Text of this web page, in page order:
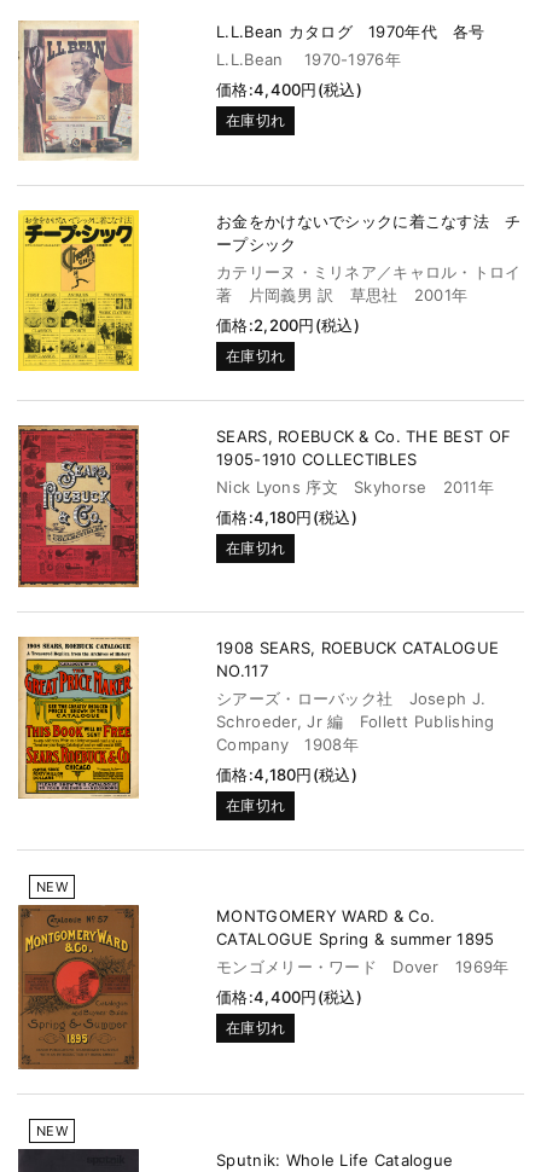
L.L.Bean カタログ 1970年代 各号
L.L.Bean 1970-1976年
価格:4,400円(税込)
在庫切れ
お金をかけないでシックに着こなす法 チ
ープシック
カテリーヌ・ミリネア／キャロル・トロイ
著 片岡義男 訳 草思社 2001年
価格:2,200円(税込)
在庫切れ
SEARS, ROEBUCK & Co. THE BEST OF
1905-1910 COLLECTIBLES
Nick Lyons 序文 Skyhorse 2011年
価格:4,180円(税込)
在庫切れ
1908 SEARS, ROEBUCK CATALOGUE
NO.117
シアーズ・ローバック社 Joseph J.
Schroeder, Jr 編 Follett Publishing
Company 1908年
価格:4,180円(税込)
在庫切れ
NEW
MONTGOMERY WARD & Co.
CATALOGUE Spring & summer 1895
モンゴメリー・ワード Dover 1969年
価格:4,400円(税込)
在庫切れ
NEW
Sputnik: Whole Life Catalogue